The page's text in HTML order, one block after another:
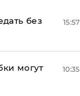
без
15:57
могут
10:35